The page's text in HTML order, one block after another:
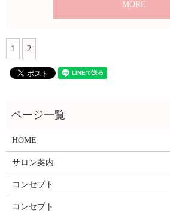
MORE
1 2
HOME
サロン案内
コンセプト
コンセプト